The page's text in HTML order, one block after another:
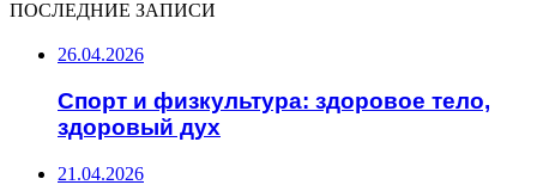
ПОСЛЕДНИЕ ЗАПИСИ
26.04.2026
Спорт и физкультура: здоровое тело,
здоровый дух
21.04.2026